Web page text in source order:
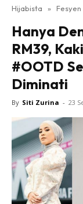
Hijabista » Fesyen
Hanya
RM39,
#OOTD
Diminati
By Siti Zurina - 23